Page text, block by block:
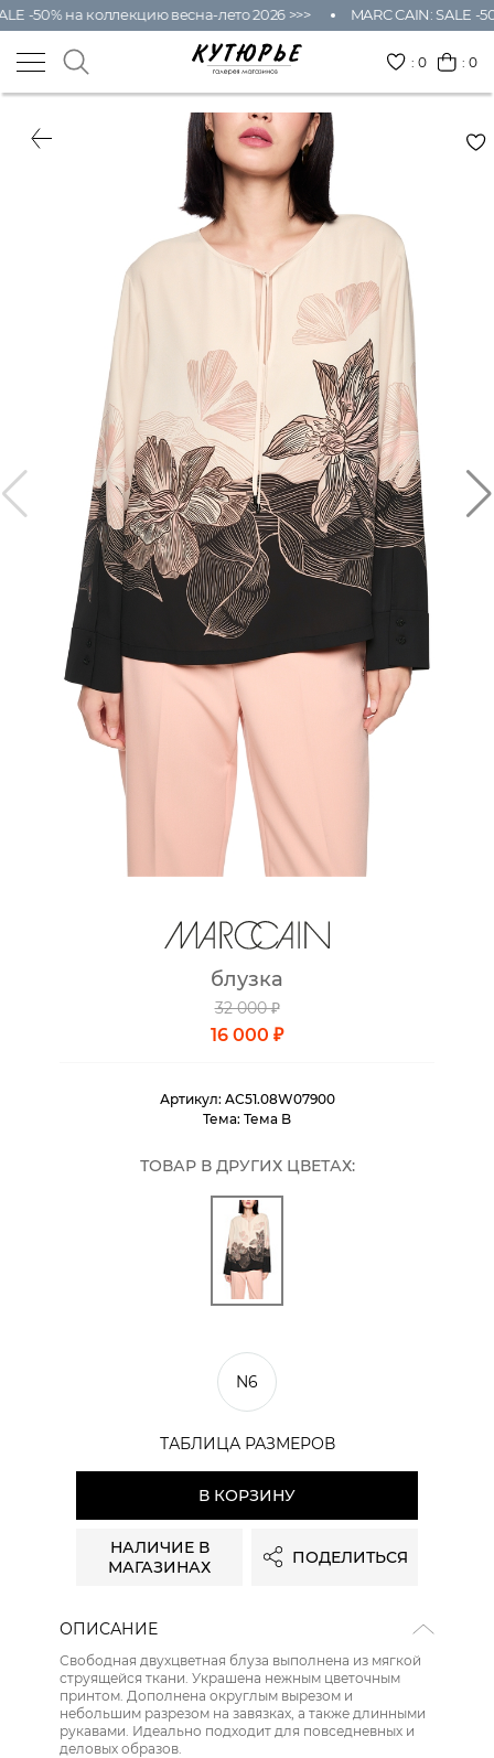
-50% на коллекцию весна-лето 2026 >>> MARC CAIN: SALE -
:0 : 0
блузка
32 000 ₽
16 000 ₽
Артикул: AC51.08W07900
Тема: Тема B
ТОВАР В ДРУГИХ ЦВЕТАХ:
N6
ТАБЛИЦА РАЗМЕРОВ
В КОРЗИНУ
НАЛИЧИЕ В
МАГАЗИНАХ
ПОДЕЛИТЬСЯ
ОПИСАНИЕ
Свободная двухцветная блуза выполнена из мягкой
струящейся ткани. Украшена нежным цветочным
принтом. Дополнена округлым вырезом и
небольшим разрезом на завязках, а также длинными
рукавами. Идеально подходит для повседневных и
деловых образов.